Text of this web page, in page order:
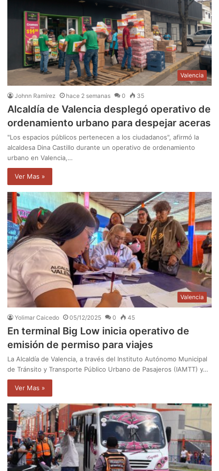
Valencia
Johnn Ramírez hace 2 semanas 0 35
Alcaldía de Valencia desplegó operativo de
ordenamiento urbano para despejar aceras
"Los espacios públicos pertenecen a los ciudadanos", afirmó la
alcaldesa Dina Castillo durante un operativo de ordenamiento
urbano en Valencia,…
Ver Mas »
Valencia
Yolimar Caicedo 05/12/2025 0 45
En terminal Big Low inicia operativo de
emisión de permiso para viajes
La Alcaldía de Valencia, a través del Instituto Autónomo Municipal
de Tránsito y Transporte Público Urbano de Pasajeros (IAMTT) y…
Ver Mas »